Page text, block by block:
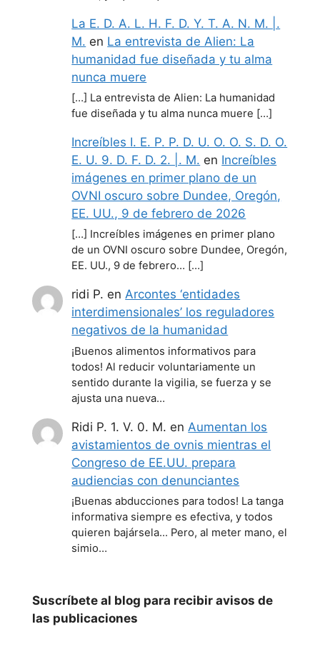
La E. D. A. L. H. F. D. Y. T. A. N. M. |.
M. en La entrevista de Alien: La
humanidad fue diseñada y tu alma
nunca muere
[…] La entrevista de Alien: La humanidad
fue diseñada y tu alma nunca muere […]
Increíbles I. E. P. P. D. U. O. O. S. D. O.
E. U. 9. D. F. D. 2. |. M. en Increíbles
imágenes en primer plano de un
OVNI oscuro sobre Dundee, Oregón,
EE. UU., 9 de febrero de 2026
[…] Increíbles imágenes en primer plano
de un OVNI oscuro sobre Dundee, Oregón,
EE. UU., 9 de febrero… […]
ridi P. enArcontes ‘entidades
interdimensionales’ los reguladores
negativos de la humanidad
¡Buenos alimentos informativos para
todos! Al reducir voluntariamente un
sentido durante la vigilia, se fuerza y se
ajusta una nueva…
Ridi P. 1. V. 0. M. en Aumentan los
avistamientos de ovnis mientras el
Congreso de EE.UU. prepara
audiencias con denunciantes
¡Buenas abducciones para todos! La tanga
informativa siempre es efectiva, y todos
quieren bajársela... Pero, al meter mano, el
simio…
Suscríbete al blog para recibir avisos de
las publicaciones